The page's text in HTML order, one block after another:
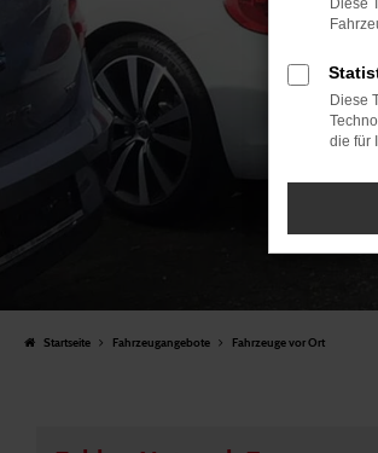
Startseite Fahrzeugangebote Fahrzeuge vor Ort
Diese
Diese
die für